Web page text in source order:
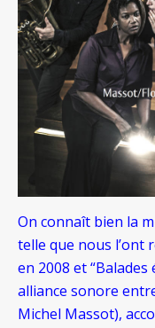
On connaît bien la
telle que nous l’ont
en 2008 et
alliance sonore
Michel Massot),